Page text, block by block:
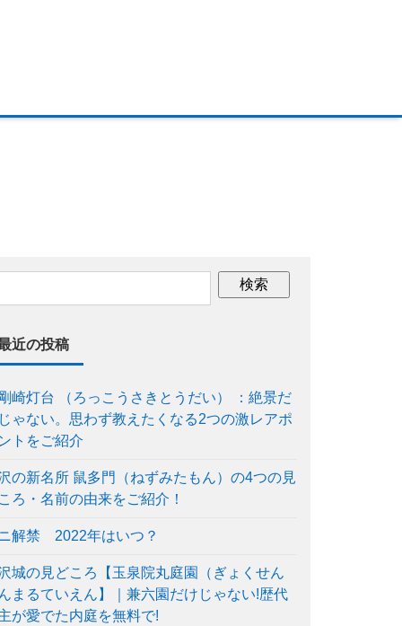
近の投稿
崎灯台 （ろっこうさきとうだい） ：絶景だ
ゃない。思わず教えたくなる2つの激レアポ
トをご紹介
の新名所 鼠多門（ねずみたもん）の4つの見
ろ・名前の由来をご紹介！
解禁 2022年はいつ？
城の見どころ【玉泉院丸庭園（ぎょくせん
まるていえん】｜兼六園だけじゃない!歴代
が愛でた内庭を無料で!